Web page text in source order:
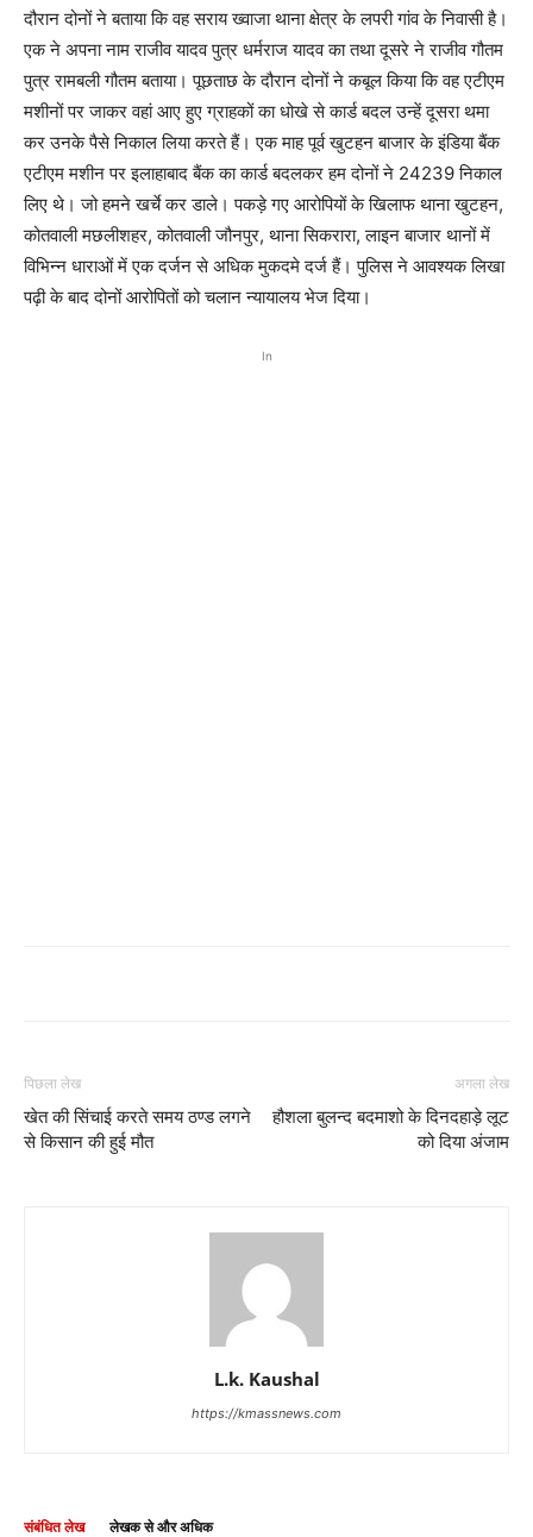
दौरान दोनों ने बताया कि वह सराय ख्वाजा थाना क्षेत्र के लपरी गांव के निवासी है।
एक ने अपना नाम राजीव यादव पुत्र धर्मराज यादव का तथा दूसरे ने राजीव गौतम
पुत्र रामबली गौतम बताया। पूछताछ के दौरान दोनों ने कबूल किया कि वह एटीएम
मशीनों पर जाकर वहां आए हुए ग्राहकों का धोखे से कार्ड बदल उन्हें दूसरा थमा
कर उनके पैसे निकाल लिया करते हैं। एक माह पूर्व खुटहन बाजार के इंडिया बैंक
एटीएम मशीन पर इलाहाबाद बैंक का कार्ड बदलकर हम दोनों ने 24239 निकाल
लिए थे। जो हमने खर्चे कर डाले। पकड़े गए आरोपियों के खिलाफ थाना खुटहन,
कोतवाली मछलीशहर, कोतवाली जौनपुर, थाना सिकरारा, लाइन बाजार थानों में
विभिन्न धाराओं में एक दर्जन से अधिक मुकदमे दर्ज हैं। पुलिस ने आवश्यक लिखा
पढ़ी के बाद दोनों आरोपितों को चलान न्यायालय भेज दिया।
In
पिछला लेख
खेत की सिंचाई करते समय ठण्ड लगने
से किसान की हुई मौत
अगला लेख
हौशला बुलन्द बदमाशो के दिनदहाड़े लूट
को दिया अंजाम
L.k. Kaushal
https://kmassnews.com
संबंधित लेख लेखक से और अधिक